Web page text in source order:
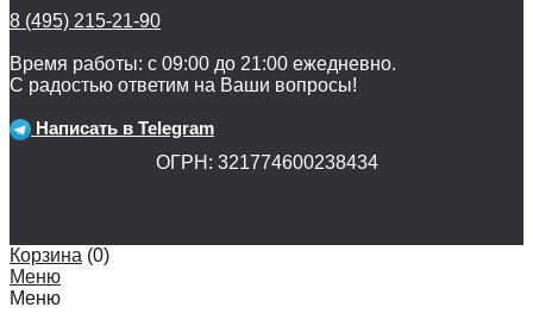
8 (495) 215-21-90
Время работы: с 09:00 до 21:00 ежедневно.
С радостью ответим на Ваши вопросы!
Написать в Telegram
ОГРН: 321774600238434
Корзина (0)
Меню
Меню